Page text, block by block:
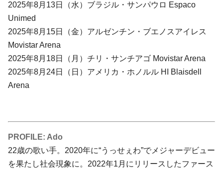
2025年8月13日（水）ブラジル・サンパウロ Espaco
Unimed
2025年8月15日（金）アルゼンチン・ブエノスアイレス
Movistar Arena
2025年8月18日（月）チリ・サンチアゴ Movistar Arena
2025年8月24日（日）アメリカ・ホノルル HI Blaisdell
Arena
PROFILE: Ado
22歳の歌い⼿。2020年に“うっせぇわ”でメジャーデビュー
を果たし社会現象に。2022年1⽉にリリースしたファース